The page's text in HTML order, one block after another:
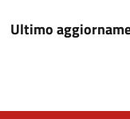
Ultimo